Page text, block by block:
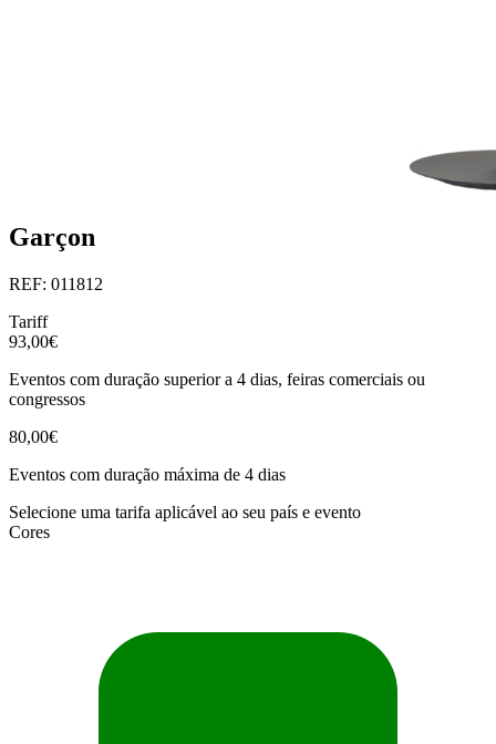
Garçon
REF: 011812
Tariff
93,00€
Eventos com duração superior a 4 dias, feiras comerciais ou
congressos
80,00€
Eventos com duração máxima de 4 dias
Selecione uma tarifa aplicável ao seu país e evento
Cores